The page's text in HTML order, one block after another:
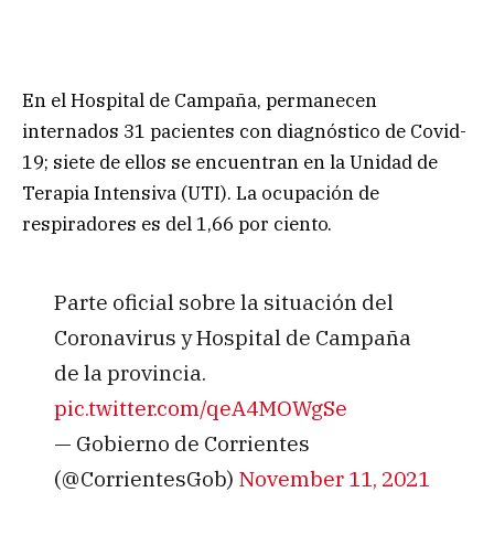
En el Hospital de Campaña, permanecen
internados 31 pacientes con diagnóstico de Covid-
19; siete de ellos se encuentran en la Unidad de
Terapia Intensiva (UTI). La ocupación de
respiradores es del 1,66 por ciento.
Parte oficial sobre la situación del
Coronavirus y Hospital de Campaña
de la provincia.
pic.twitter.com/qeA4MOWgSe
— Gobierno de Corrientes
(@CorrientesGob) November 11, 2021